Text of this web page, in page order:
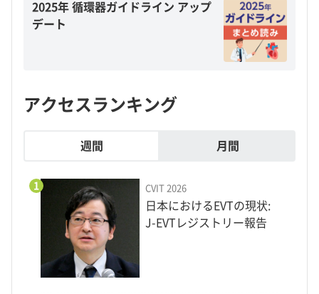
2025年 循環器ガイドライン アップ
デート
アクセスランキング
週間 月間
1 CVIT 2026
日本におけるEVTの現状:
J-EVTレジストリー報告